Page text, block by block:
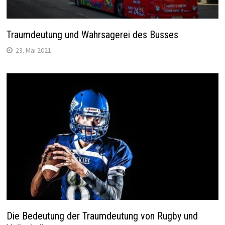
Traumdeutung und Wahrsagerei des Busses
23. Mai 2021
Die Bedeutung der Traumdeutung von Rugby und